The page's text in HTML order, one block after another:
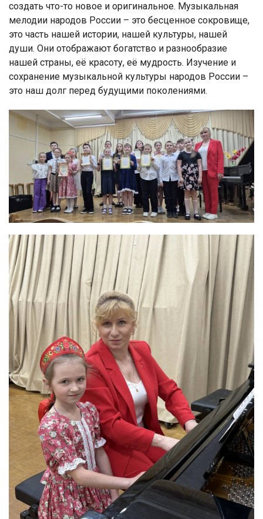
создать что-то новое и оригинальное. Музыкальная
мелодии народов России – это бесценное сокровище,
это часть нашей истории, нашей культуры, нашей
души. Они отображают богатство и разнообразие
нашей страны, её красоту, её мудрость. Изучение и
сохранение музыкальной культуры народов России –
это наш долг перед будущими поколениями.